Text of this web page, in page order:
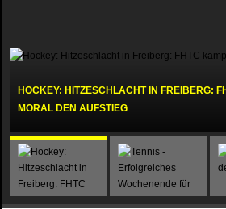
HOCKEY: HITZESCHLACHT IN FREIBERG:
MORAL DEN AUFSTIEG